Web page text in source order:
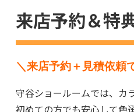
来店予約＆特
＼来店予約＋見積依
守谷ショールームでは、カ
初めての方でも安心して色